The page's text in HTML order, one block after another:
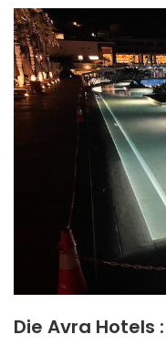
Die Avra Hotels